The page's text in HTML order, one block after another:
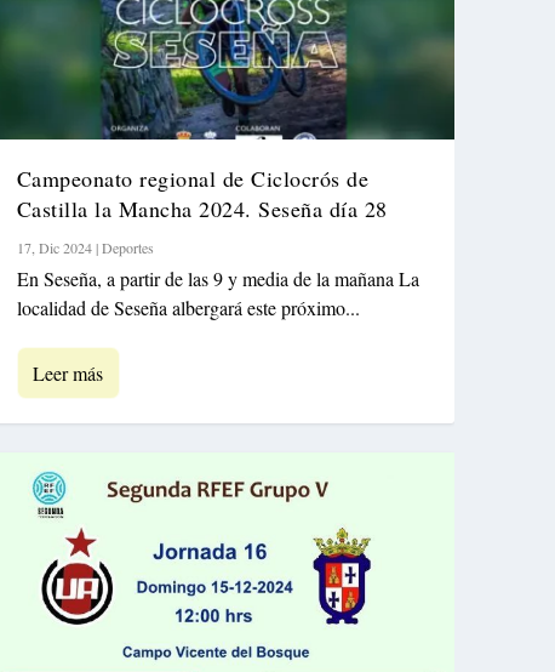
Campeonato regional de Ciclocrós de
Castilla la Mancha 2024. Seseña día 28
17, Dic 2024|Deportes
En Seseña, a partir de las 9 y media de la mañana La
localidad de Seseña albergará este próximo...
Leer más